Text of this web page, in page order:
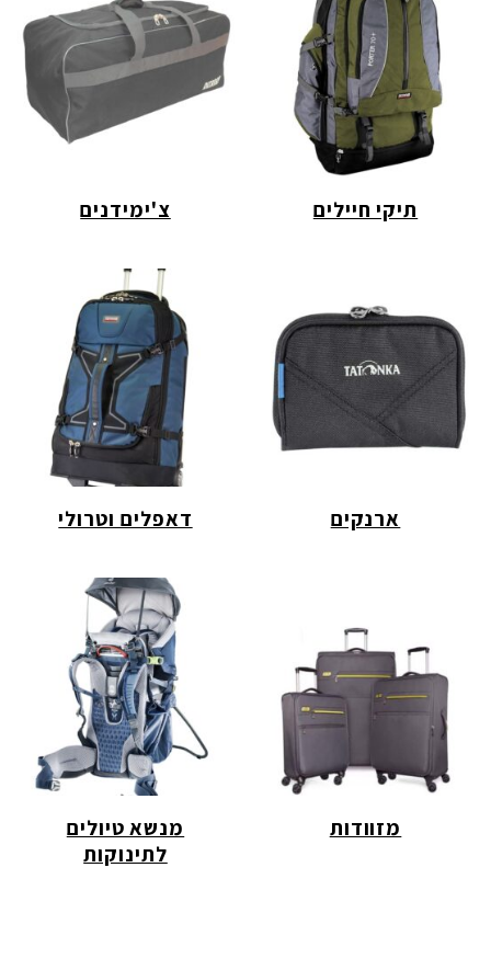
תיקי חיילים צ'ימידנים
ארנקים דאפלים וטרולי
מזוודות
מנשא טיולים
לתינוקות